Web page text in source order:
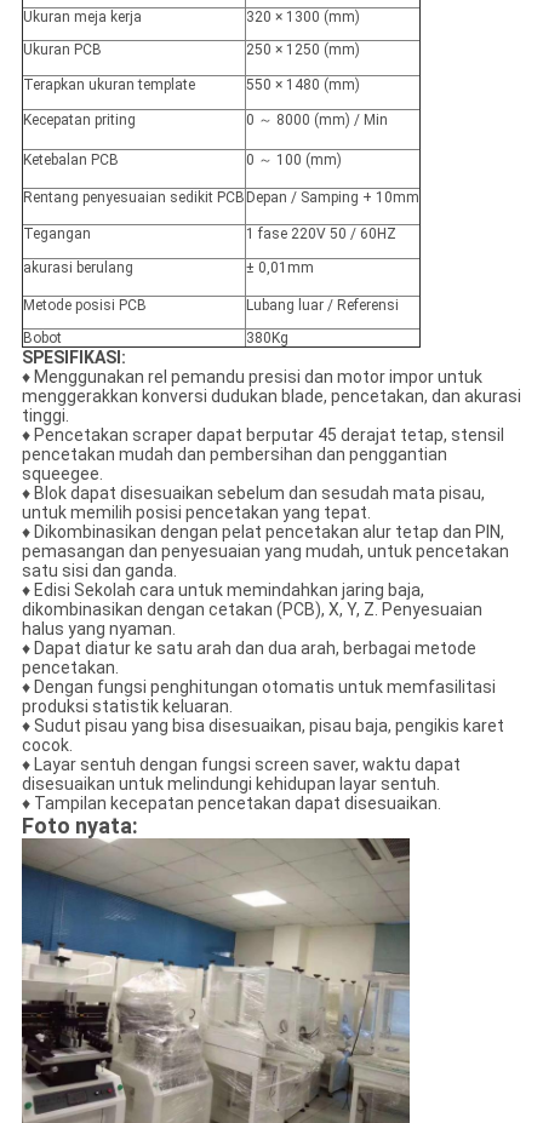
Ukuran meja kerja
320 × 1300 (mm)
Ukuran PCB
250 × 1250 (mm)
Terapkan ukuran template 550 × 1480 (mm)
Kecepatan priting 0 ～ 8000 (mm) / Min
Ketebalan PCB 0 ～ 100 (mm)
Rentang penyesuaian sedikit PCB Depan / Samping + 10mm
Tegangan
1 fase 220V 50 / 60HZ
akurasi berulang
± 0,01mm
Metode posisi PCB
Lubang luar / Referensi
Bobot
380Kg
SPESIFIKASI:
♦ Menggunakan rel pemandu presisi dan motor impor untuk
menggerakkan konversi dudukan blade, pencetakan, dan akurasi
tinggi.
♦ Pencetakan scraper dapat berputar 45 derajat tetap, stensil
pencetakan mudah dan pembersihan dan penggantian
squeegee.
♦ Blok dapat disesuaikan sebelum dan sesudah mata pisau,
untuk memilih posisi pencetakan yang tepat.
♦ Dikombinasikan dengan pelat pencetakan alur tetap dan PIN,
pemasangan dan penyesuaian yang mudah, untuk pencetakan
satu sisi dan ganda.
♦ Edisi Sekolah cara untuk memindahkan jaring baja,
dikombinasikan dengan cetakan (PCB), X, Y, Z. Penyesuaian
halus yang nyaman.
♦ Dapat diatur ke satu arah dan dua arah, berbagai metode
pencetakan.
♦ Dengan fungsi penghitungan otomatis untuk memfasilitasi
produksi statistik keluaran.
♦ Sudut pisau yang bisa disesuaikan, pisau baja, pengikis karet
cocok.
♦ Layar sentuh dengan fungsi screen saver, waktu dapat
disesuaikan untuk melindungi kehidupan layar sentuh.
♦ Tampilan kecepatan pencetakan dapat disesuaikan.
Foto nyata: